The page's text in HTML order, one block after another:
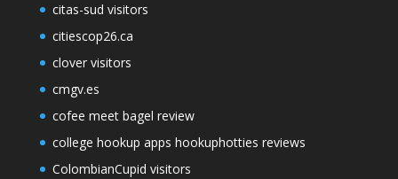
citas-sud visitors
citiescop26.ca
clover visitors
cmgv.es
cofee meet bagel review
college hookup apps hookuphotties reviews
ColombianCupid visitors